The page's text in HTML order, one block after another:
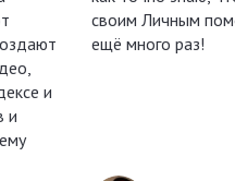
и
и
своим Личным
ещё много раз!